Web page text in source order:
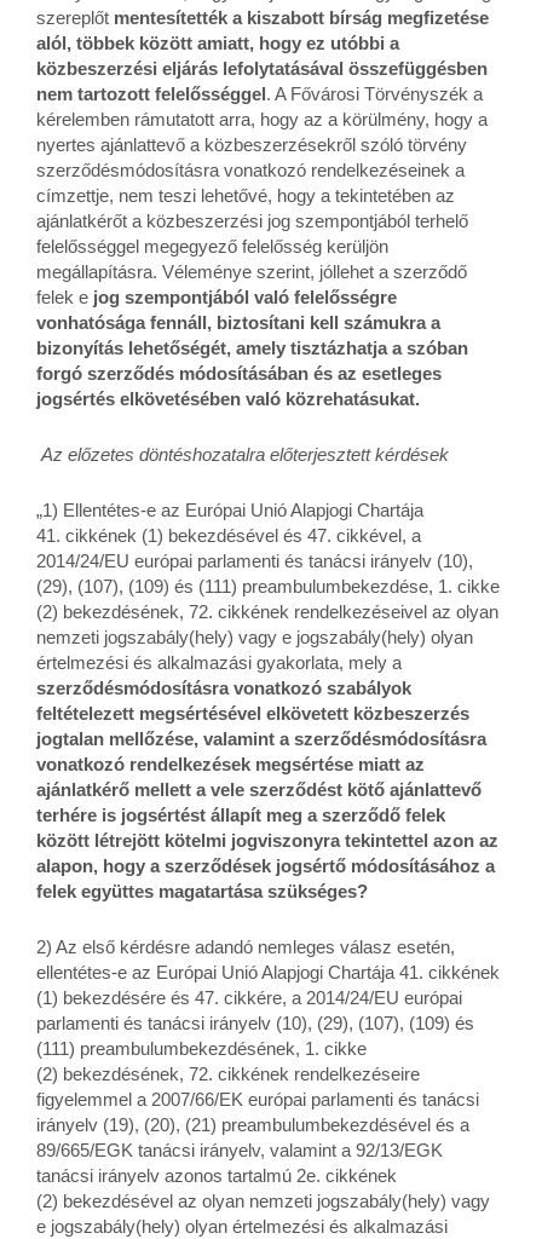
szereplőt mentesítették a kiszabott bírság megfizetése
alól, többek között amiatt, hogy ez utóbbi a
közbeszerzési eljárás lefolytatásával összefüggésben
nem tartozott felelősséggel. A Fővárosi Törvényszék a
kérelemben rámutatott arra, hogy az a körülmény, hogy a
nyertes ajánlattevő a közbeszerzésekről szóló törvény
szerződésmódosításra vonatkozó rendelkezéseinek a
címzettje, nem teszi lehetővé, hogy a tekintetében az
ajánlatkérőt a közbeszerzési jog szempontjából terhelő
felelősséggel megegyező felelősség kerüljön
megállapításra. Véleménye szerint, jóllehet a szerződő
felek e jog szempontjából való felelősségre
vonhatósága fennáll, biztosítani kell számukra a
bizonyítás lehetőségét, amely tisztázhatja a szóban
forgó szerződés módosításában és az esetleges
jogsértés elkövetésében való közrehatásukat.
Az előzetes döntéshozatalra előterjesztett kérdések
„1) Ellentétes-e az Európai Unió Alapjogi Chartája
41. cikkének (1) bekezdésével és 47. cikkével, a
2014/24/EU európai parlamenti és tanácsi irányelv (10),
(29), (107), (109) és (111) preambulumbekezdése, 1. cikke
(2) bekezdésének, 72. cikkének rendelkezéseivel az olyan
nemzeti jogszabály(hely) vagy e jogszabály(hely) olyan
értelmezési és alkalmazási gyakorlata, mely a
szerződésmódosításra vonatkozó szabályok
feltételezett megsértésével elkövetett közbeszerzés
jogtalan mellőzése, valamint a szerződésmódosításra
vonatkozó rendelkezések megsértése miatt az
ajánlatkérő mellett a vele szerződést kötő ajánlattevő
terhére is jogsértést állapít meg a szerződő felek
között létrejött kötelmi jogviszonyra tekintettel azon az
alapon, hogy a szerződések jogsértő módosításához a
felek együttes magatartása szükséges?
2) Az első kérdésre adandó nemleges válasz esetén,
ellentétes-e az Európai Unió Alapjogi Chartája 41. cikkének
(1) bekezdésére és 47. cikkére, a 2014/24/EU európai
parlamenti és tanácsi irányelv (10), (29), (107), (109) és
(111) preambulumbekezdésének, 1. cikke
(2) bekezdésének, 72. cikkének rendelkezéseire
figyelemmel a 2007/66/EK európai parlamenti és tanácsi
irányelv (19), (20), (21) preambulumbekezdésével és a
89/665/EGK tanácsi irányelv, valamint a 92/13/EGK
tanácsi irányelv azonos tartalmú 2e. cikkének
(2) bekezdésével az olyan nemzeti jogszabály(hely) vagy
e jogszabály(hely) olyan értelmezési és alkalmazási